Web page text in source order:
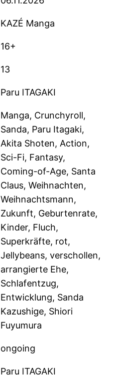
KAZÉ Manga
16+
13
Paru ITAGAKI
Manga, Crunchyroll,
Sanda, Paru Itagaki,
Akita Shoten, Action,
Sci-Fi, Fantasy,
Coming-of-Age, Santa
Claus, Weihnachten,
Weihnachtsmann,
Zukunft, Geburtenrate,
Kinder, Fluch,
Superkräfte, rot,
Jellybeans, verschollen,
arrangierte Ehe,
Schlafentzug,
Entwicklung, Sanda
Kazushige, Shiori
Fuyumura
ongoing
Paru ITAGAKI